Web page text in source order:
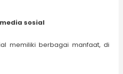
sosial
memiliki berbagai manfaat, di